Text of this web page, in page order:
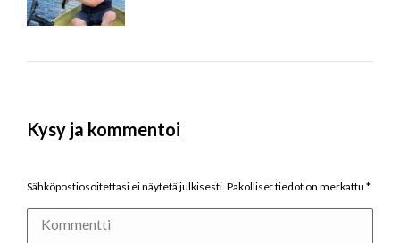
Kysy ja kommentoi
Sähköpostiosoitettasi ei näytetä julkisesti. Pakolliset tiedot on merkattu *
Kommentti